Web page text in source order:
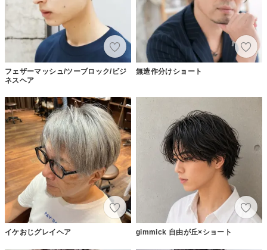
フェザーマッシュ/ツーブロック/ビジ
ネスヘア
無造作分けショート
イケおじグレイヘア gimmick 自由が丘×ショート